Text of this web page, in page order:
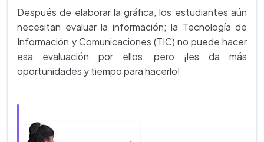
Después de elaborar la gráfica, los estudiantes aún
necesitan evaluar la información; la Tecnología de
Información y Comunicaciones (TIC) no puede hacer
esa evaluación por ellos, pero ¡les da más
oportunidades y tiempo para hacerlo!